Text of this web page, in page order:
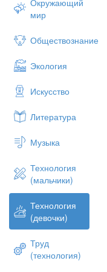
Окружающий
мир
Обществознание
Экология
Искусство
Литература
Музыка
Технология
(мальчики)
Технология
(девочки)
Труд
(технология)